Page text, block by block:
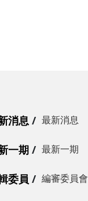
消息 最新消息
一期 最新一期
委員 編審委員會